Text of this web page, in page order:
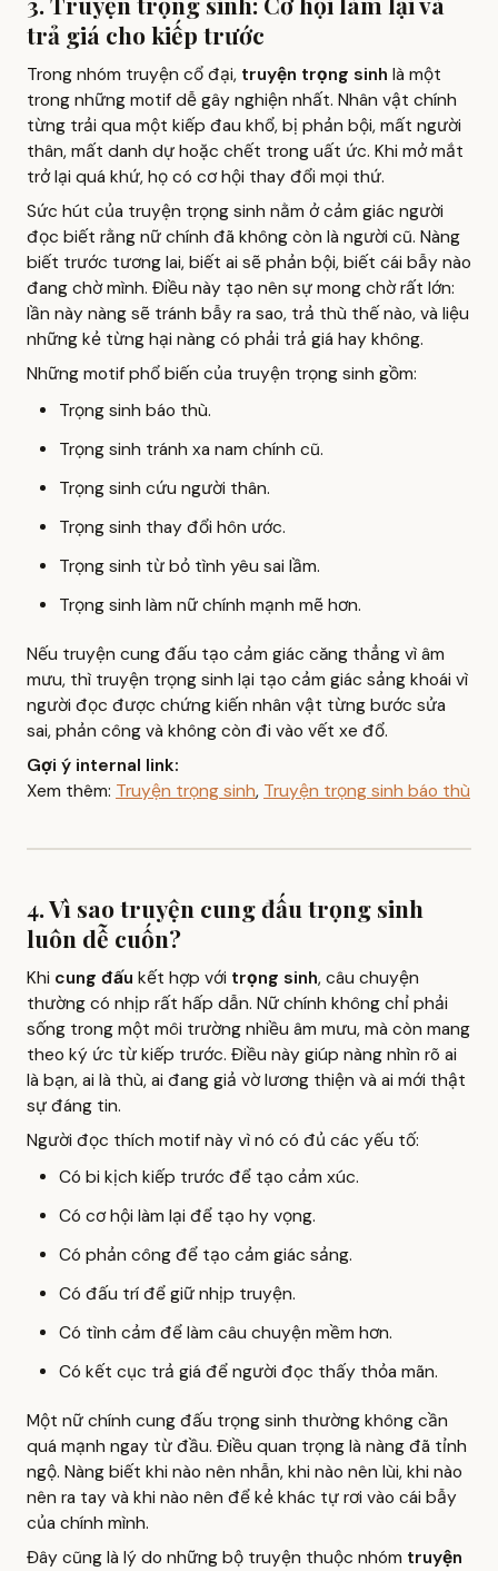
trả giá cho kiếp trước
Trong nhóm truyện cổ đại, truyện trọng sinh là một
trong những motif dễ gây nghiện nhất. Nhân vật chính
từng trải qua một kiếp đau khổ, bị phản bội, mất người
thân, mất danh dự hoặc chết trong uất ức. Khi mở mắt
trở lại quá khứ, họ có cơ hội thay đổi mọi thứ.
Sức hút của truyện trọng sinh nằm ở cảm giác người
đọc biết rằng nữ chính đã không còn là người cũ. Nàng
biết trước tương lai, biết ai sẽ phản bội, biết cái bẫy nào
đang chờ mình. Điều này tạo nên sự mong chờ rất lớn:
lần này nàng sẽ tránh bẫy ra sao, trả thù thế nào, và liệu
những kẻ từng hại nàng có phải trả giá hay không.
Những motif phổ biến của truyện trọng sinh gồm:
Trọng sinh báo thù.
Trọng sinh tránh xa nam chính cũ.
Trọng sinh cứu người thân.
Trọng sinh thay đổi hôn ước.
Trọng sinh từ bỏ tình yêu sai lầm.
Trọng sinh làm nữ chính mạnh mẽ hơn.
Nếu truyện cung đấu tạo cảm giác căng thẳng vì âm
mưu, thì truyện trọng sinh lại tạo cảm giác sảng khoái vì
người đọc được chứng kiến nhân vật từng bước sửa
sai, phản công và không còn đi vào vết xe đổ.
Gợi ý internal link:
Xem thêm: Truyện trọng sinh, Truyện trọng sinh báo thù
4. Vì sao truyện cung đấu trọng sinh
luôn dễ cuốn?
Khi cung đấu kết hợp với trọng sinh, câu chuyện
thường có nhịp rất hấp dẫn. Nữ chính không chỉ phải
sống trong một môi trường nhiều âm mưu, mà còn mang
theo ký ức từ kiếp trước. Điều này giúp nàng nhìn rõ ai
là bạn, ai là thù, ai đang giả vờ lương thiện và ai mới thật
sự đáng tin.
Người đọc thích motif này vì nó có đủ các yếu tố:
Có bi kịch kiếp trước để tạo cảm xúc.
Có cơ hội làm lại để tạo hy vọng.
Có phản công để tạo cảm giác sảng.
Có đấu trí để giữ nhịp truyện.
Có tình cảm để làm câu chuyện mềm hơn.
Có kết cục trả giá để người đọc thấy thỏa mãn.
Một nữ chính cung đấu trọng sinh thường không cần
quá mạnh ngay từ đầu. Điều quan trọng là nàng đã tỉnh
ngộ. Nàng biết khi nào nên nhẫn, khi nào nên lùi, khi nào
nên ra tay và khi nào nên để kẻ khác tự rơi vào cái bẫy
của chính mình.
Đây cũng là lý do những bộ truyện thuộc nhóm truyện